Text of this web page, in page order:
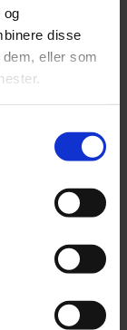
og
disse
eller som